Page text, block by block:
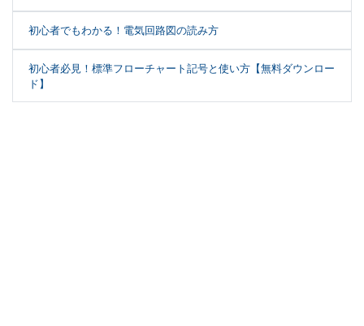
初心者でもわかる！電気回路図の読み方
初心者必見！標準フローチャート記号と使い方【無料ダウンロー
ド】